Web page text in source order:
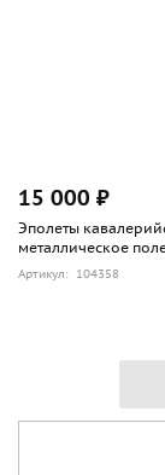
15 000 ₽
Эполеты
металлическое
Артикул: 104358